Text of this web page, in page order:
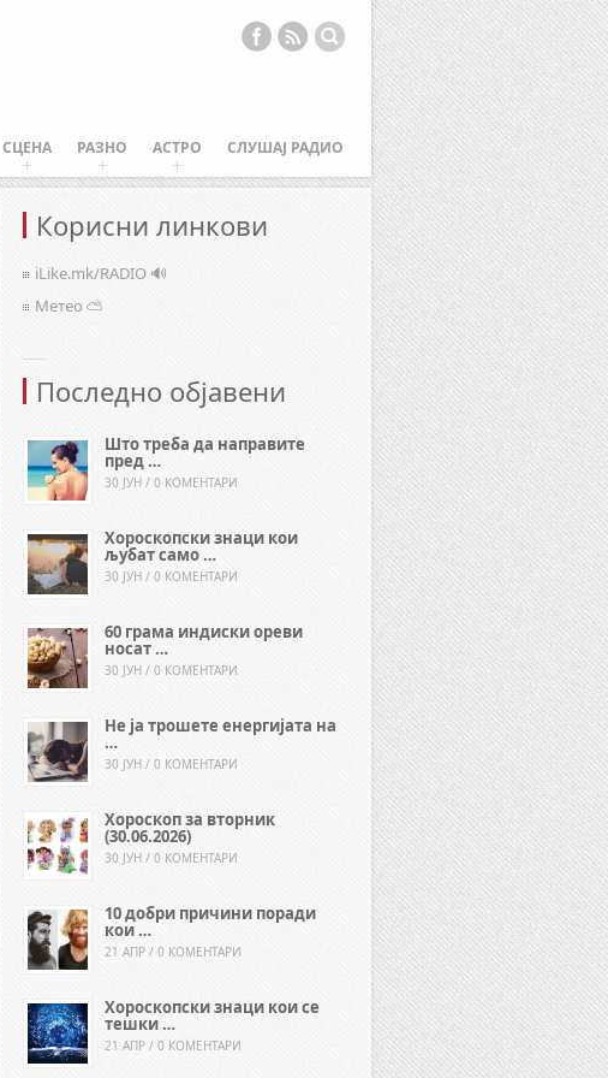
СЦЕНА РАЗНО АСТРО СЛУШАЈ РАДИО
Корисни линкови
iLike.mk/RADIO 🔊
Метео ⛅
Последно објавени
Што треба да направите
пред …
30 ЈУН / 0 КОМЕНТАРИ
Хороскопски знаци кои
љубат само …
30 ЈУН / 0 КОМЕНТАРИ
60 грама индиски ореви
носат …
30 ЈУН / 0 КОМЕНТАРИ
Не ја трошете енергијата на
…
30 ЈУН / 0 КОМЕНТАРИ
Хороскоп за вторник
(30.06.2026)
30 ЈУН / 0 КОМЕНТАРИ
10 добри причини поради
кои …
21 АПР / 0 КОМЕНТАРИ
Хороскопски знаци кои се
тешки …
21 АПР / 0 КОМЕНТАРИ